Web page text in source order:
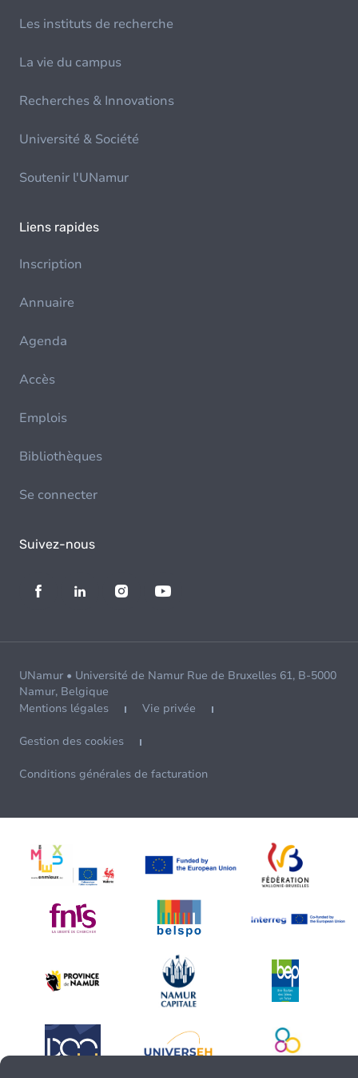
Les instituts de recherche
La vie du campus
Recherches & Innovations
Université & Société
Soutenir l'UNamur
Liens rapides
Inscription
Annuaire
Agenda
Accès
Emplois
Bibliothèques
Se connecter
Suivez-nous
UNamur • Université de Namur Rue de Bruxelles 61, B-5000
Namur, Belgique
Mentions légales
Vie privée
Gestion des cookies
Conditions générales de facturation